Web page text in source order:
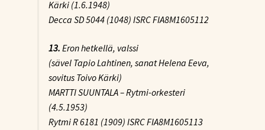
Kärki (1.6.1948)
Decca SD 5044 (1048) ISRC FIA8M1605112
13. Eron hetkellä, valssi
(sävel Tapio Lahtinen, sanat Helena Eeva,
sovitus Toivo Kärki)
MARTTI SUUNTALA – Rytmi-orkesteri
(4.5.1953)
Rytmi R 6181 (1909) ISRC FIA8M1605113